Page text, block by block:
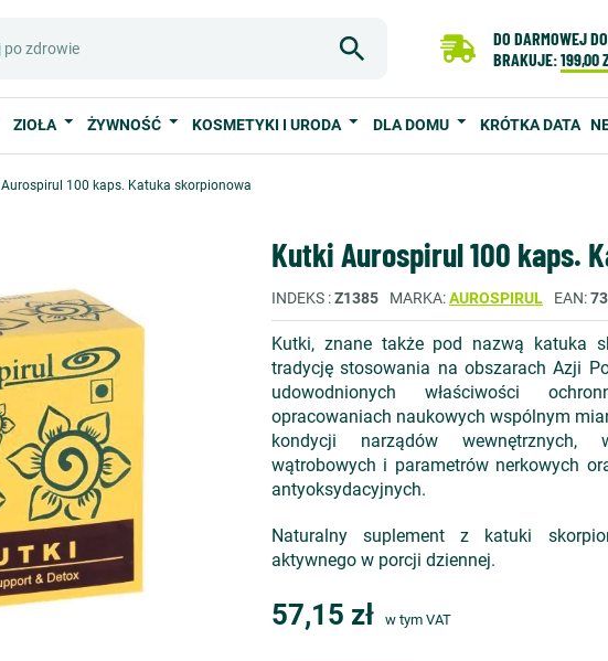
DO DARMOWEJ
BRAKUJE:199,00
ZIOŁA ŻYWNOŚĆ KOSMETYKI I URODA DLA DOMU KRÓTKA DATA
100 kaps. Katuka skorpionowa
Kutki Aurospirul 100 kaps.
INDEKS Z1385 MARKA AUROSPIRUL EAN
Kutki, znane także pod nazwą katuka
tradycję stosowania na obszarach Azji
udowodnionych właściwości
opracowaniach naukowych wspólnym
kondycji narządów wewnętrznych,
wątrobowych i parametrów nerkowych
antyoksydacyjnych.
Naturalny suplement z katuki
aktywnego w porcji dziennej.
57,15 zł w tym VAT